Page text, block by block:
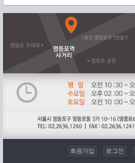
회원가입 로그인